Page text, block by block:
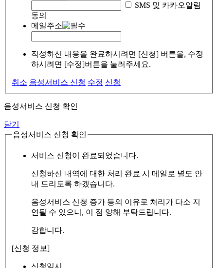
SMS 및 카카오알림
동의
메일주소
작성하신 내용을 완료하시려면 [신청] 버튼을, 수정
하시려면 [수정]버튼을 눌러주세요.
취소 음성서비스 신청 수정 신청
음성서비스 신청 확인
닫기
음성서비스 신청 확인
서비스 신청이 완료되었습니다.
신청하신 내역에 대한 처리 완료 시 메일로 별도 안
내 드리도록 하겠습니다.
음성서비스 신청 증가 등의 이유로 처리가 다소 지
연될 수 있으니, 이 점 양해 부탁드립니다.
감합니다.
[신청 정보]
신청일시